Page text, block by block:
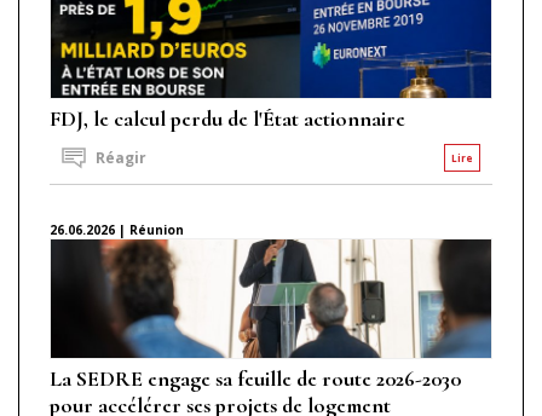
FDJ, le calcul perdu de l'État actionnaire
Lire
Réagir
26.06.2026 | Réunion
La SEDRE engage sa feuille de route 2026-2030
pour accélérer ses projets de logement